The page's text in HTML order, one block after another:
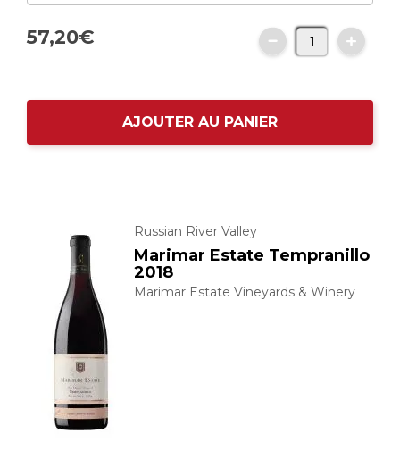
57,20€
AJOUTER AU PANIER
Russian River Valley
Marimar Estate Tempranillo
2018
Marimar Estate Vineyards & Winery